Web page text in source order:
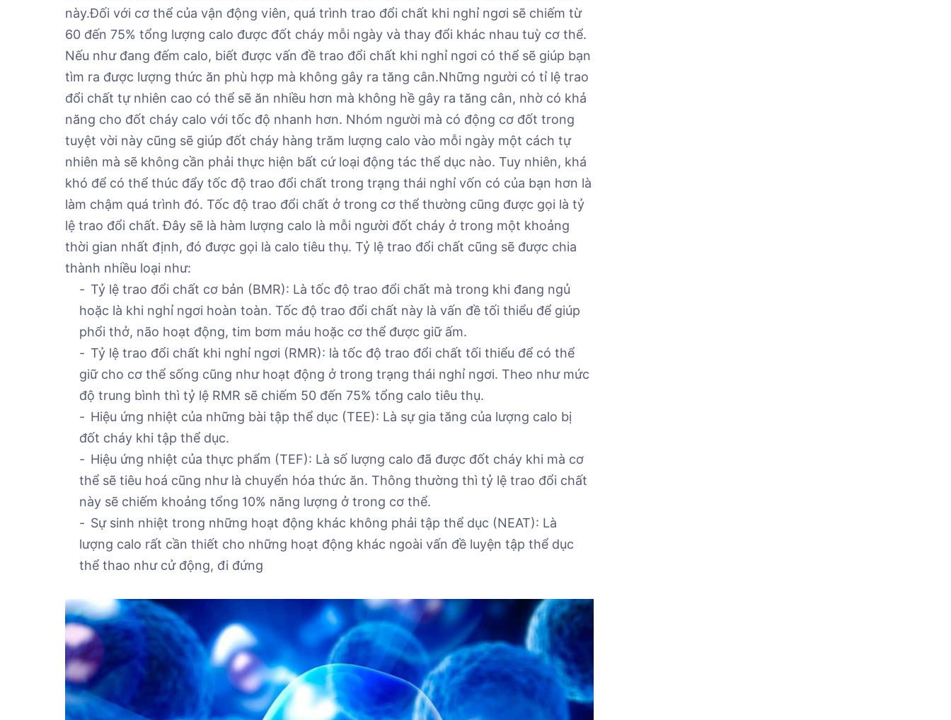
này.Đối với cơ thể của vận động viên, quá trình trao đổi chất khi nghỉ ngơi sẽ chiếm từ
60 đến 75% tổng lượng calo được đốt cháy mỗi ngày và thay đổi khác nhau tuỳ cơ thể.
Nếu như đang đếm calo, biết được vấn đề trao đổi chất khi nghỉ ngơi có thể sẽ giúp bạn
tìm ra được lượng thức ăn phù hợp mà không gây ra tăng cân.Những người có tỉ lệ trao
đổi chất tự nhiên cao có thể sẽ ăn nhiều hơn mà không hề gây ra tăng cân, nhờ có khả
năng cho đốt cháy calo với tốc độ nhanh hơn. Nhóm người mà có động cơ đốt trong
tuyệt vời này cũng sẽ giúp đốt cháy hàng trăm lượng calo vào mỗi ngày một cách tự
nhiên mà sẽ không cần phải thực hiện bất cứ loại động tác thể dục nào. Tuy nhiên, khá
khó để có thể thúc đẩy tốc độ trao đổi chất trong trạng thái nghỉ vốn có của bạn hơn là
làm chậm quá trình đó. Tốc độ trao đổi chất ở trong cơ thể thường cũng được gọi là tỷ
lệ trao đổi chất. Đây sẽ là hàm lượng calo là mỗi người đốt cháy ở trong một khoảng
thời gian nhất định, đó được gọi là calo tiêu thụ. Tỷ lệ trao đổi chất cũng sẽ được chia
thành nhiều loại như:
Tỷ lệ trao đổi chất cơ bản (BMR): Là tốc độ trao đổi chất mà trong khi đang ngủ
hoặc là khi nghỉ ngơi hoàn toàn. Tốc độ trao đổi chất này là vấn đề tối thiểu để giúp
phổi thở, não hoạt động, tim bơm máu hoặc cơ thể được giữ ấm.
Tỷ lệ trao đổi chất khi nghỉ ngơi (RMR): là tốc độ trao đổi chất tối thiểu để có thể
giữ cho cơ thể sống cũng như hoạt động ở trong trạng thái nghỉ ngơi. Theo như mức
độ trung bình thì tỷ lệ RMR sẽ chiếm 50 đến 75% tổng calo tiêu thụ.
Hiệu ứng nhiệt của những bài tập thể dục (TEE): Là sự gia tăng của lượng calo bị
đốt cháy khi tập thể dục.
Hiệu ứng nhiệt của thực phẩm (TEF): Là số lượng calo đã được đốt cháy khi mà cơ
thể sẽ tiêu hoá cũng như là chuyển hóa thức ăn. Thông thường thì tỷ lệ trao đổi chất
này sẽ chiếm khoảng tổng 10% năng lượng ở trong cơ thể.
Sự sinh nhiệt trong những hoạt động khác không phải tập thể dục (NEAT): Là
lượng calo rất cần thiết cho những hoạt động khác ngoài vấn đề luyện tập thể dục
thể thao như cử động, đi đứng